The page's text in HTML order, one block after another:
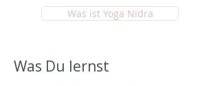
Was ist Yoga Nidra
Was Du lernst